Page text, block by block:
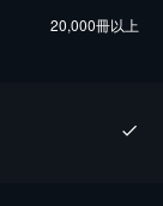
20,000冊以上